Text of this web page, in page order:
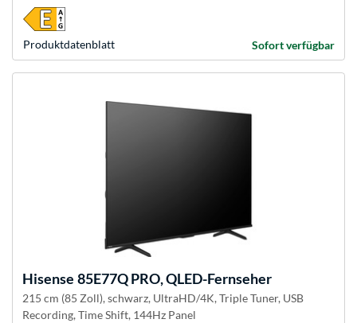
Produkt­datenblatt Sofort verfügbar
Hisense 85E77Q PRO, QLED-Fernseher
215 cm (85 Zoll), schwarz, UltraHD/4K, Triple Tuner, USB
Recording, Time Shift, 144Hz Panel